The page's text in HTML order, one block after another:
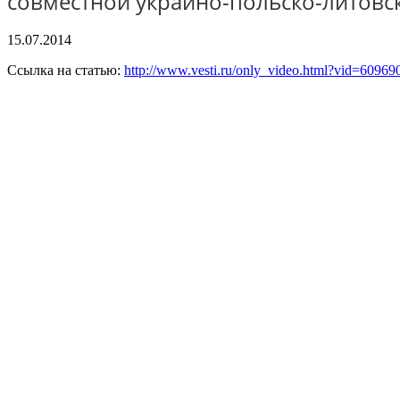
15.07.2014
Ссылка на статью: http://www.vesti.ru/